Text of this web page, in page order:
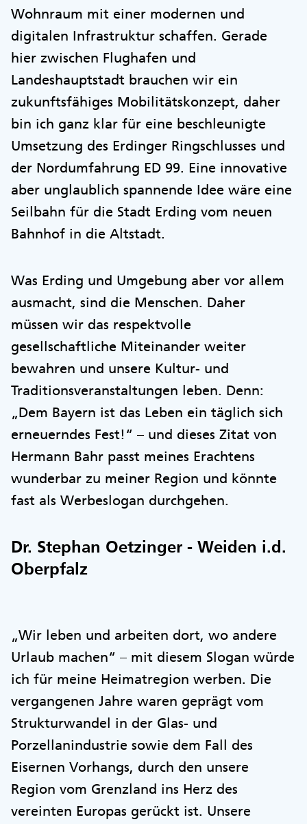
Wohnraum mit einer modernen und
digitalen Infrastruktur schaffen. Gerade
hier zwischen Flughafen und
Landeshauptstadt brauchen wir ein
zukunftsfähiges Mobilitätskonzept, daher
bin ich ganz klar für eine beschleunigte
Umsetzung des Erdinger Ringschlusses und
der Nordumfahrung ED 99. Eine innovative
aber unglaublich spannende Idee wäre eine
Seilbahn für die Stadt Erding vom neuen
Bahnhof in die Altstadt.
Was Erding und Umgebung aber vor allem
ausmacht, sind die Menschen. Daher
müssen wir das respektvolle
gesellschaftliche Miteinander weiter
bewahren und unsere Kultur- und
Traditionsveranstaltungen leben. Denn:
„Dem Bayern ist das Leben ein täglich sich
erneuerndes Fest!“ – und dieses Zitat von
Hermann Bahr passt meines Erachtens
wunderbar zu meiner Region und könnte
fast als Werbeslogan durchgehen.
Dr. Stephan Oetzinger - Weiden i.d.
Oberpfalz
„Wir leben und arbeiten dort, wo andere
Urlaub machen“ – mit diesem Slogan würde
ich für meine Heimatregion werben. Die
vergangenen Jahre waren geprägt vom
Strukturwandel in der Glas- und
Porzellanindustrie sowie dem Fall des
Eisernen Vorhangs, durch den unsere
Region vom Grenzland ins Herz des
vereinten Europas gerückt ist. Unsere